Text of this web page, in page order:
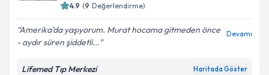
4.9 (9 Değerlendirme)
Amerika’da yaşıyorum. Murat hocama gitmeden önce
- aydır süren şiddetli...
Devamı
Lifemed Tıp Merkezi Haritada Göster